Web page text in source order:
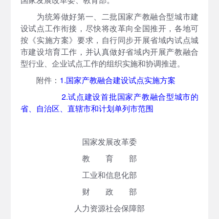
为统筹做好第一、二批国家产教融合型城市建
设试点工作衔接，尽快将改革向全国推开，各地可
按《实施方案》要求，自行同步开展省域内试点城
市建设培育工作，并认真做好省域内开展产教融合
型行业、企业试点工作的组织实施和协调推进。
附件： 1.国家产教融合建设试点实施方案
2.试点建设首批国家产教融合型城市的
省、自治区、直辖市和计划单列市范围
国家发展改革委
教 育 部
工业和信息化部
财 政 部
人力资源社会保障部